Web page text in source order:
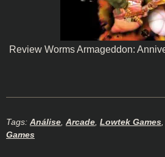
Review Worms Armageddon:
Tags: Análise Arcade Lowtek Games
Games